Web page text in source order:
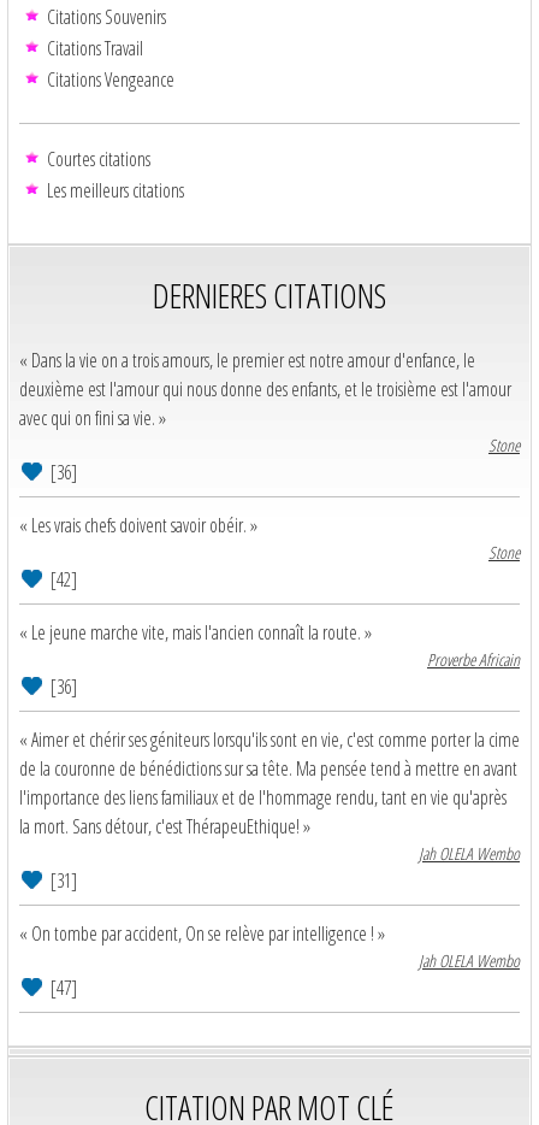
Citations Souvenirs
Citations Travail
Citations Vengeance
Courtes citations
Les meilleurs citations
DERNIERES CITATIONS
« Dans la vie on a trois amours, le premier est notre amour d'enfance, le
deuxième est l'amour qui nous donne des enfants, et le troisième est l'amour
avec qui on fini sa vie. »
Stone
[36]
« Les vrais chefs doivent savoir obéir. »
Stone
[42]
« Le jeune marche vite, mais l'ancien connaît la route. »
Proverbe Africain
[36]
« Aimer et chérir ses géniteurs lorsqu'ils sont en vie, c'est comme porter la cime
de la couronne de bénédictions sur sa tête. Ma pensée tend à mettre en avant
l'importance des liens familiaux et de l'hommage rendu, tant en vie qu'après
la mort. Sans détour, c'est ThérapeuEthique! »
Jah OLELA Wembo
[31]
« On tombe par accident, On se relève par intelligence ! »
Jah OLELA Wembo
[47]
CITATION PAR MOT CLÉ